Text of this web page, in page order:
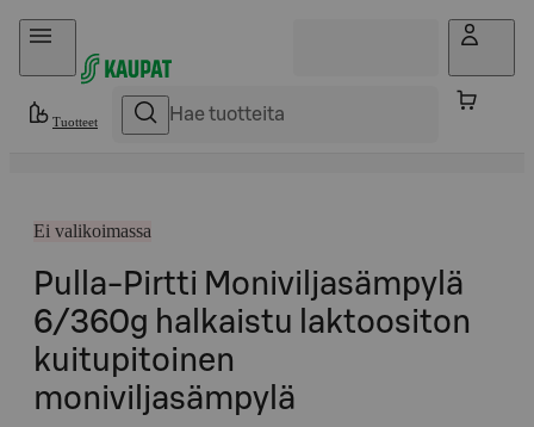
Hyppää sisältöön
Tuotteet
Ei valikoimassa
Pulla-Pirtti Moniviljasämpylä
6/360g halkaistu laktoositon
kuitupitoinen
moniviljasämpylä